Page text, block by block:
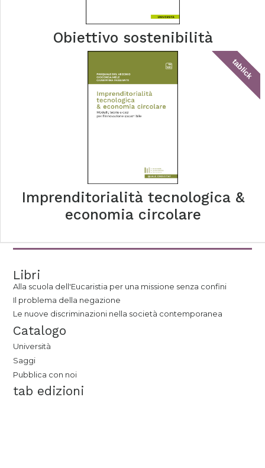
Obiettivo sostenibilità
tablick
Imprenditorialità tecnologica &
economia circolare
Libri
Alla scuola dell'Eucaristia per una missione senza confini
Il problema della negazione
Le nuove discriminazioni nella società contemporanea
Catalogo
Università
Saggi
Pubblica con noi
tab edizioni